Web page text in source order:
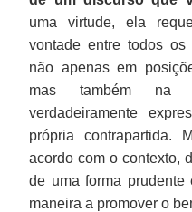
uma virtude, ela
vontade entre todos
não apenas em
mas também na
verdadeiramente
própria contrapartida.
acordo com o contexto,
de uma forma prudente
maneira a promover o